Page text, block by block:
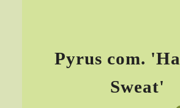
Pyrus com.
Sweat'